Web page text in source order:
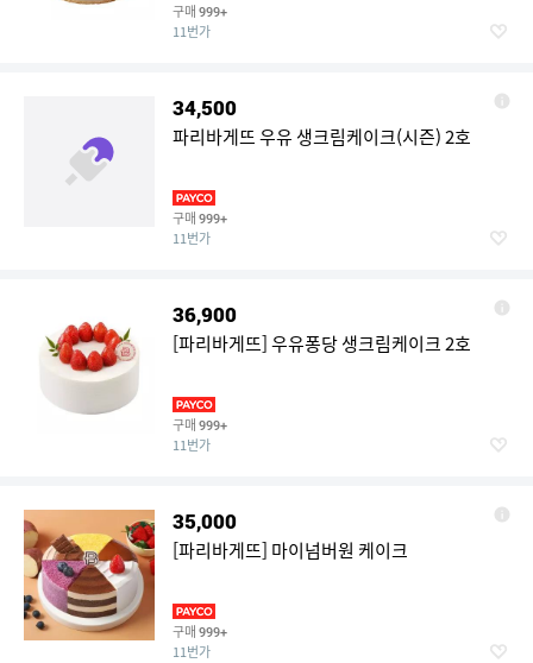
구매 999+
11번가
34,500
파리바게뜨 우유 생크림케이크(시즌) 2호
구매 999+
11번가
36,900
[파리바게뜨] 우유퐁당 생크림케이크 2호
구매 999+
11번가
35,000
[파리바게뜨] 마이넘버원 케이크
구매 999+
11번가